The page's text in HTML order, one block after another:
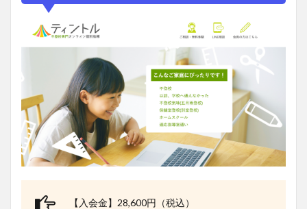
【入会金】28,600円（税込）